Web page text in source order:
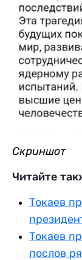
Скриншот
Читайте
Токаев
Токаев
послов